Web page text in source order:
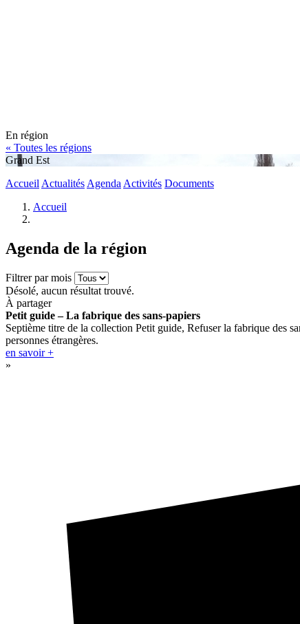
En région
« Toutes les régions
Grand Est
Accueil Actualités Agenda Activités Documents
Accueil
Agenda de la région
Filtrer par mois
Désolé, aucun résultat trouvé.
À partager
Petit guide – La fabrique des sans-papiers
Septième titre de la collection Petit guide, Refuser la fabrique des
personnes étrangères.
en savoir +
»